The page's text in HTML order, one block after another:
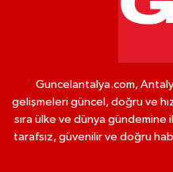
Guncelantalya.com,
gelişmeleri güncel, doğru ve
sıra ülke ve dünya
tarafsız, güvenilir ve doğru